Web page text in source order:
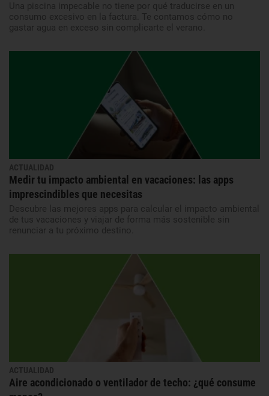
Una piscina impecable no tiene por qué traducirse en un
consumo excesivo en la factura. Te contamos cómo no
gastar agua en exceso sin complicarte el verano.
ACTUALIDAD
Medir tu impacto ambiental en vacaciones: las apps
imprescindibles que necesitas
Descubre las mejores apps para calcular el impacto ambiental
de tus vacaciones y viajar de forma más sostenible sin
renunciar a tu próximo destino.
ACTUALIDAD
Aire acondicionado o ventilador de techo: ¿qué consume